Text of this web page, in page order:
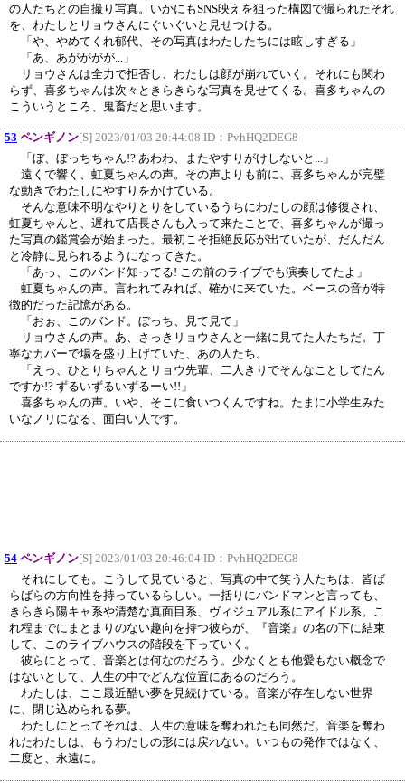
の人たちとの自撮り写真。いかにもSNS映えを狙った構図で撮られたそれ
を、わたしとリョウさんにぐいぐいと見せつける。
「や、やめてくれ郁代、その写真はわたしたちには眩しすぎる」
「あ、あがががが...」
リョウさんは全力で拒否し、わたしは顔が崩れていく。それにも関わ
らず、喜多ちゃんは次々ときらきらな写真を見せてくる。喜多ちゃんの
こういうところ、鬼畜だと思います。
53 ペンギノン[S] 2023/01/03 20:44:08 ID： PvhHQ2DEG8
「ぼ、ぼっちちゃん!? あわわ、またやすりがけしないと...」
遠くで響く、虹夏ちゃんの声。その声よりも前に、喜多ちゃんが完璧
な動きでわたしにやすりをかけている。
そんな意味不明なやりとりをしているうちにわたしの顔は修復され、
虹夏ちゃんと、遅れて店長さんも入って来たことで、喜多ちゃんが撮っ
た写真の鑑賞会が始まった。最初こそ拒絶反応が出ていたが、だんだん
と冷静に見られるようになってきた。
「あっ、このバンド知ってる! この前のライブでも演奏してたよ」
虹夏ちゃんの声。言われてみれば、確かに来ていた。ベースの音が特
徴的だった記憶がある。
「おぉ、このバンド。ぼっち、見て見て」
リョウさんの声。あ、さっきリョウさんと一緒に見てた人たちだ。丁
寧なカバーで場を盛り上げていた、あの人たち。
「えっ、ひとりちゃんとリョウ先輩、二人きりでそんなことしてたん
ですか!? ずるいずるいずるーい!!」
喜多ちゃんの声。いや、そこに食いつくんですね。たまに小学生みた
いなノリになる、面白い人です。
54 ペンギノン[S] 2023/01/03 20:46:04 ID： PvhHQ2DEG8
それにしても。こうして見ていると、写真の中で笑う人たちは、皆ば
らばらの方向性を持っているらしい。一括りにバンドマンと言っても、
きらきら陽キャ系や清楚な真面目系、ヴィジュアル系にアイドル系。こ
れ程までにまとまりのない趣向を持つ彼らが、『音楽』の名の下に結束
して、このライブハウスの階段を下っていく。
彼らにとって、音楽とは何なのだろう。少なくとも他愛もない概念で
はないとして、人生の中でどんな位置にあるのだろう。
わたしは、ここ最近酷い夢を見続けている。音楽が存在しない世界
に、閉じ込められる夢。
わたしにとってそれは、人生の意味を奪われたも同然だ。音楽を奪わ
れたわたしは、もうわたしの形には戻れない。いつもの発作ではなく、
二度と、永遠に。